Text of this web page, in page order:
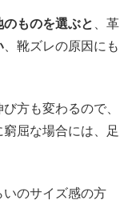
ものを選ぶと
、革
、靴ズレの原因にも
方も変わるので、
屈な場合には、足
のサイズ感の方